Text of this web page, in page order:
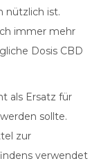
nützlich ist.
immer mehr
Dosis CBD
als Ersatz für
sollte.
zur
verwendet